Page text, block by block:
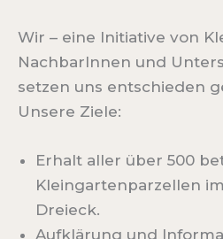
Wir – eine Initiative von
NachbarInnen und
setzen uns entschieden
Unsere Ziele:
Erhalt aller über 500
Kleingartenparzellen
Dreieck.
Aufklärung und